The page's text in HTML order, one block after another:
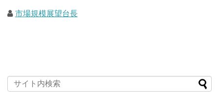
市場規模展望台長